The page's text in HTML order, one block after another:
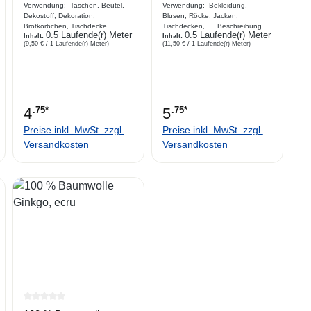
Verwendung: Taschen, Beutel,
Dekostoff, Dekoration,
Brotkörbchen, Tischdecke,
Kombiartikel, Basteln,
Beschreibung Webware aus
Inhalt: 0.5 Laufende(r) Meter
(9,50 € / 1 Laufende(r) Meter)
4.75*
Preise inkl. MwSt. zzgl.
Versandkosten
Verwendung: Bekleidung,
Blusen, Röcke, Jacken,
Tischdecken, .... Beschreibung
Webware aus satinierter
Baumwolle ,weicher Griff, Blumen
Inhalt: 0.5 Laufende(r) Meter
(11,50 € / 1 Laufende(r) Meter)
5.75*
Preise inkl. MwSt. zzgl.
Versandkosten